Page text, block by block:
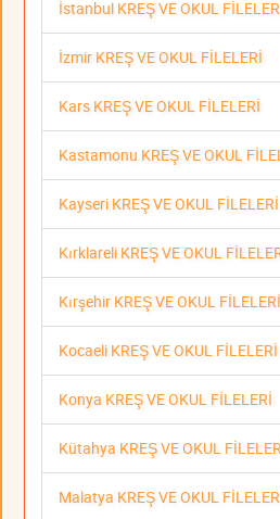
İstanbul KREŞ VE OKUL
İzmir KREŞ VE OKUL FİLELERİ
Kars KREŞ VE OKUL FİLELERİ
Kastamonu KREŞ VE OKUL
Kayseri KREŞ VE OKUL FİLELERİ
Kırklareli KREŞ VE OKUL
Kırşehir KREŞ VE OKUL FİLELERİ
Kocaeli KREŞ VE OKUL FİLELERİ
Konya KREŞ VE OKUL FİLELERİ
Kütahya KREŞ VE OKUL
Malatya KREŞ VE OKUL